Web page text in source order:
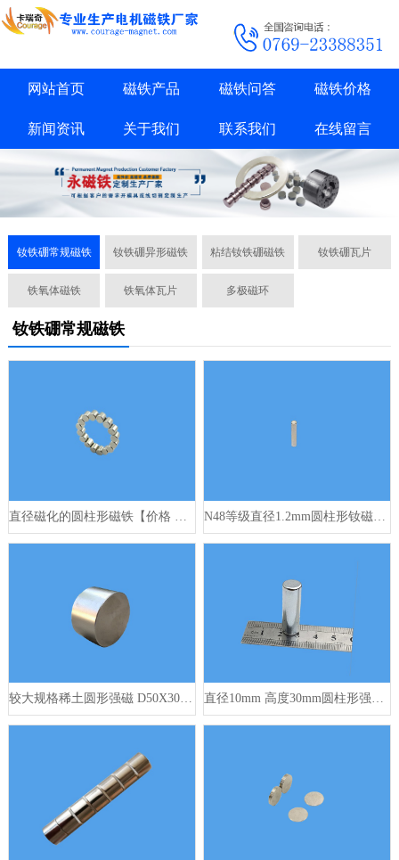
网站首页 磁铁产品 磁铁问答 磁铁价格
新闻资讯 关于我们 联系我们 在线留言
钕铁硼常规磁铁 钕铁硼异形磁铁 粘结钕铁硼磁铁 钕铁硼瓦片
铁氧体磁铁 铁氧体瓦片 多极磁环
钕铁硼常规磁铁
较大规格稀土圆形强磁 D50X30mm 直径10mm 高度30mm圆柱形强磁磁铁